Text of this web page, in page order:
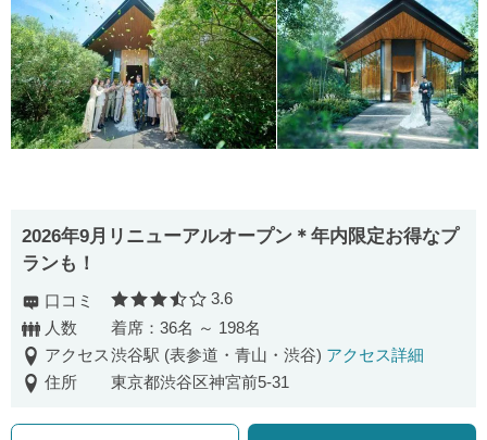
2026年9月リニューアルオープン＊年内限定お得なプ
ランも！
口コミ 口コミ評価
3.6
人数
着席：36名 ～ 198名
アクセス渋谷駅 (表参道・青山・渋谷) アクセス詳細
住所
東京都渋谷区神宮前5-31